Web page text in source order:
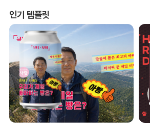
첫구매 : 부정행위방지를 위해 상품배송완료 후 포
인기 템플릿